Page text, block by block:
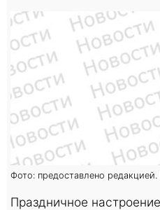
Фото: предоставлено
Праздничное